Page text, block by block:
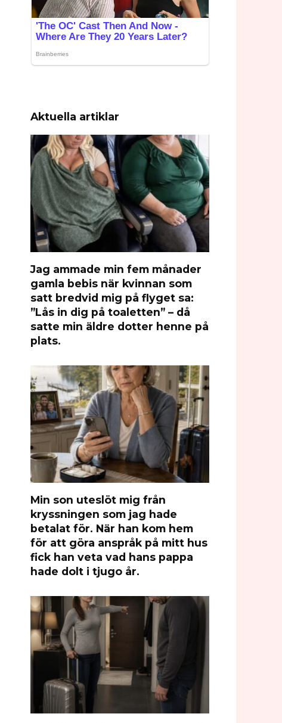
Aktuella artiklar
Jag ammade min fem månader
gamla bebis när kvinnan som
satt bredvid mig på flyget sa:
”Lås in dig på toaletten” – då
satte min äldre dotter henne på
plats.
Min son uteslöt mig från
kryssningen som jag hade
betalat för. När han kom hem
för att göra anspråk på mitt hus
fick han veta vad hans pappa
hade dolt i tjugo år.